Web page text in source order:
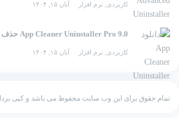
کاربردی نرم افزار آبان ۱۵, ۱۴۰۴
App Cleaner Uninstaller Pro 9.0 حذف برنامه ها
کاربردی نرم افزار آبان ۱۵, ۱۴۰۴